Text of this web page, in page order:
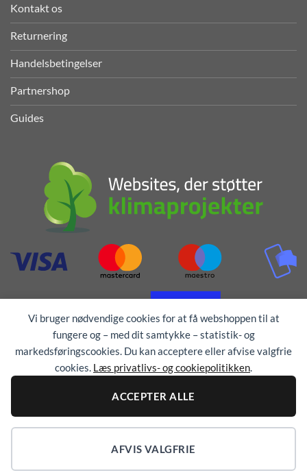
Vi bruger nødvendige cookies for at få webshoppen til at
fungere og – med dit samtykke – statistik- og
markedsføringscookies. Du kan acceptere eller afvise valgfrie
cookies. Læs privatlivs- og cookiepolitikken.
ACCEPTER ALLE
AFVIS VALGFRIE
Kontakt os
Returnering
Handelsbetingelser
Partnershop
Guides
Alle rettigheder forbeholdes © 1976 - 2026TEX-